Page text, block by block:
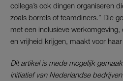
collega’s ook dingen organiseren
zoals borrels of teamdiners.” Die
met een inclusieve
en vrijheid krijgen, maakt voor haar
Dit artikel is mede mogelijk
initiatief van Nederlandse